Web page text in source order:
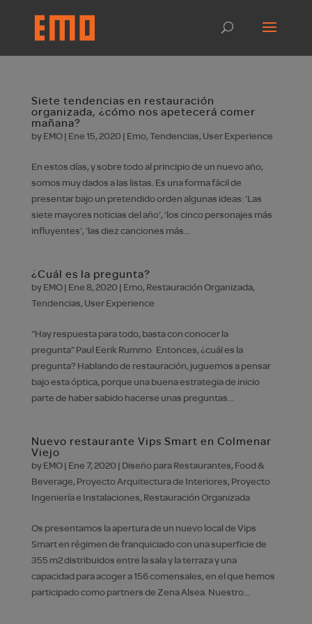
Siete tendencias en restauración
organizada, ¿cómo nos apetecerá comer
mañana?
byEMO| Ene 15, 2020 | Emo,Tendencias, User Experience
En estos días, y sobre todo al principio de un nuevo año,
somos muy dados a las listas. Es una forma fácil de
presentar bajo un pretendido orden algunas ideas: ‘Las
siete mayores noticias del año’, ‘los cinco personajes más
influyentes’, ‘las diez canciones más...
¿Cuál es la pregunta?
byEMO| Ene 8, 2020 | Emo, Restauración Organizada,
Tendencias, User Experience
“Hay respuesta para todo, basta con conocer la
pregunta” Paul Eerik Rummo Entonces, ¿cuál es la
pregunta? Hablando de restauración, juguemos a pensar
bajo esta óptica, porque una buena estrategia de inicio
parte de haber sabido hacerse unas preguntas...
Nuevo restaurante Vips Smart en Colmenar
Viejo
byEMO| Ene 7, 2020 | Diseño para Restaurantes, Food &
Beverage, Proyecto Arquitectura de Interiores, Proyecto
Ingeniería e Instalaciones, Restauración Organizada
Os presentamos la apertura de un nuevo local de Vips
Smart en régimen de franquiciado con una superficie de
355 m2 distribuidos entre la sala y la terraza y una
capacidad para acoger a 156 comensales, en el que hemos
participado como partners de Zena Alsea. Nuestro...